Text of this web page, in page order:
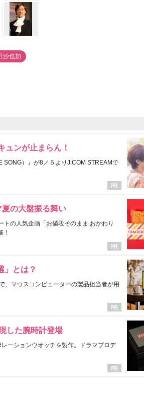
沙也加
ュンが止まらん！
SONG）』が8／５よりJ:COM STREAMで
の大盤振る舞い
の人気企画「お値段そのまま おかわり
！
」とは？
、マウスコンピューターの製品担当者が用
した腕時計登場
ーションウオッチを製作。ドラマプロデ